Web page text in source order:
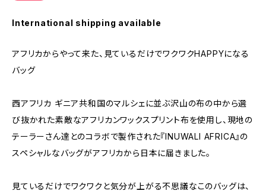
International shipping available
アフリカからやって来た、見ているだけでワクワクHAPPYになる
バッグ
西アフリカ ギニア共和国のマルシェに並ぶ沢山の布の中から選
び抜かれた素敵なアフリカンワックスプリント布を使用し、現地の
テーラーさん達とのコラボで製作された『INUWALI AFRICA』の
スペシャルなバッグがアフリカから日本に届きました。
見ているだけでワクワクと気分が上がる不思議なこのバッグは、